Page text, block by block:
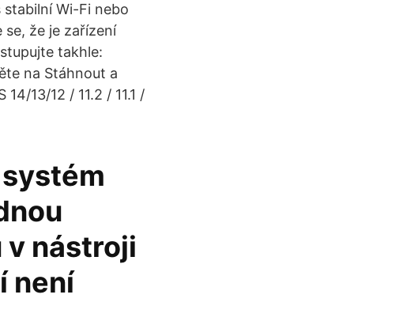
Wi-Fi nebo
že je zařízení
takhle:
na Stáhnout a
13/12 / 11.2 / 11.1 /
nástroji
není